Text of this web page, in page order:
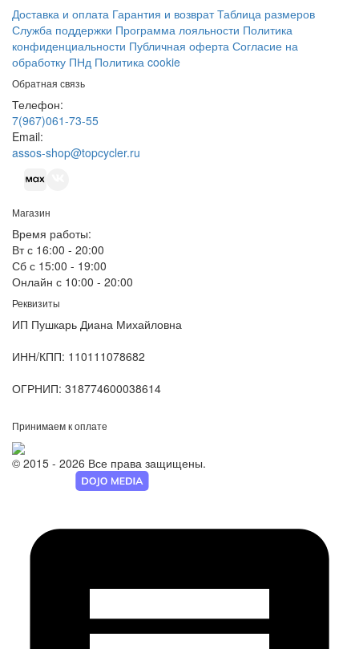
Доставка и оплата Гарантия и возврат Таблица размеров
Служба поддержки Программа лояльности Политика
конфиденциальности Публичная оферта Согласие на
обработку ПНд Политика cookie
Обратная связь
Телефон:
7(967)061-73-55
Email:
assos-shop@topcycler.ru
Магазин
Время работы:
Вт с 16:00 - 20:00
Сб с 15:00 - 19:00
Онлайн с 10:00 - 20:00
Реквизиты
ИП Пушкарь Диана Михайловна
ИНН/КПП: 110111078682
ОГРНИП: 318774600038614
Принимаем к оплате
© 2015 - 2026 Все права защищены.